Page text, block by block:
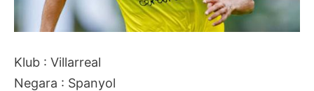
Klub : Villarreal
Negara : Spanyol